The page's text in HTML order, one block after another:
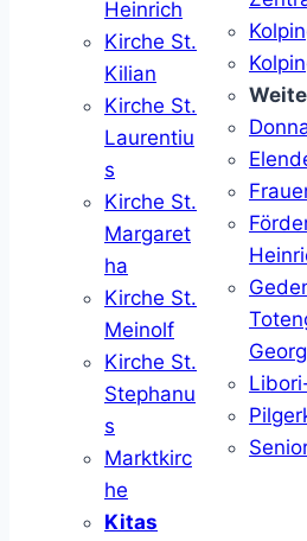
Heinrich
Kirche St.
Kilian
Kirche St.
Laurentiu
s
Kirche St.
Margaret
ha
Kirche St.
Meinolf
Kirche St.
Stephanu
s
Marktkirc
he
Kitas
Georg